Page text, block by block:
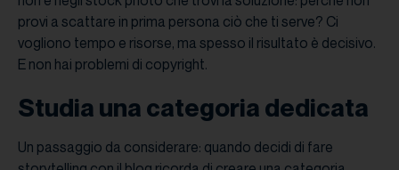
provi a scattare in prima persona ciò che ti serve? Ci
vogliono tempo e risorse, ma spesso il risultato è decisivo.
E non hai problemi di copyright.
Studia una categoria dedicata
Un passaggio da considerare: quando decidi di fare